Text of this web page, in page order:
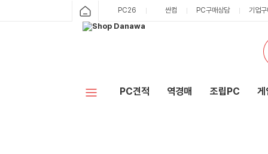
PC26 싼컴 PC구매상담 기업
PC견적 역경매 조립PC 게